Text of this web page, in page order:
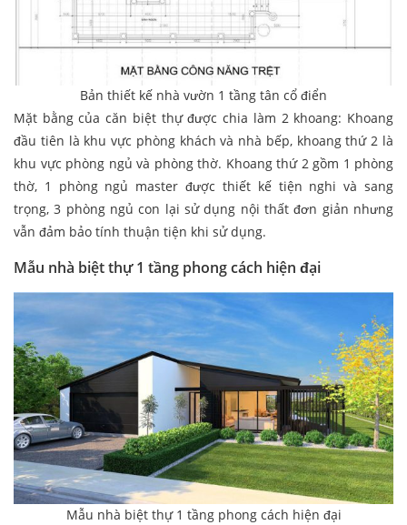
Bản thiết kế nhà vườn 1 tầng tân cổ điển
Mặt bằng của căn biệt thự được chia làm 2 khoang: Khoang
đầu tiên là khu vực phòng khách và nhà bếp, khoang thứ 2 là
khu vực phòng ngủ và phòng thờ. Khoang thứ 2 gồm 1 phòng
thờ, 1 phòng ngủ master được thiết kế tiện nghi và sang
trọng, 3 phòng ngủ con lại sử dụng nội thất đơn giản nhưng
vẫn đảm bảo tính thuận tiện khi sử dụng.
Mẫu nhà biệt thự 1 tầng phong cách hiện đại
Mẫu nhà biệt thự 1 tầng phong cách hiện đại